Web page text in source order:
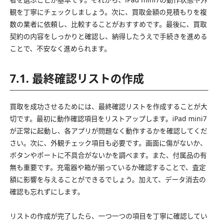
観を丁寧にチェックしましょう。次に、買取金額の見積もりを複
数の業者に依頼し、比較することがおすすめです。最後に、買取
契約の内容をしっかりと確認し、納得したうえで手続きを進める
ことで、不安なく進められます。
7.1. 最終確認リストの作成
買取を成功させるためには、最終確認リストを作成することが大
切です。最初に動作確認項目をリストアップします。iPad mini7
が正常に起動し、各アプリが問題なく動作するかを確認してくだ
さい。次に、外観チェック項目も必要です。画面に傷がないか、
ボタンやポートに不具合がないかを調べます。また、付属品の有
無も重要です。充電器や箱が揃っているか確認することで、査定
額に影響を与えることができるでしょう。加えて、データ消去の
確認も忘れずにします。
リストの作成が完了したら、一つ一つの項目を丁寧に確認してい